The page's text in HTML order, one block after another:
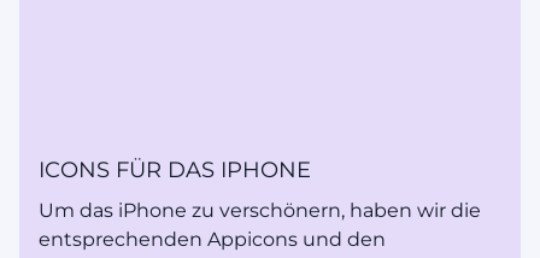
ICONS FÜR DAS IPHONE
Um das iPhone zu verschönern, haben wir die
entsprechenden Appicons und den